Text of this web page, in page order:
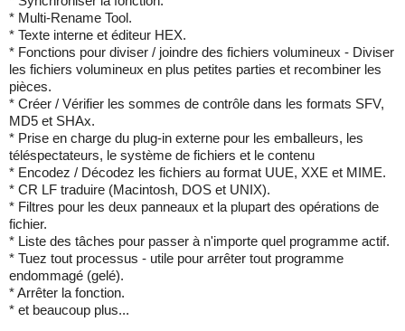
* Multi-Rename Tool.
* Texte interne et éditeur HEX.
* Fonctions pour diviser / joindre des fichiers volumineux - Diviser
les fichiers volumineux en plus petites parties et recombiner les
pièces.
* Créer / Vérifier les sommes de contrôle dans les formats SFV,
MD5 et SHAx.
* Prise en charge du plug-in externe pour les emballeurs, les
téléspectateurs, le système de fichiers et le contenu
* Encodez / Décodez les fichiers au format UUE, XXE et MIME.
* CR LF traduire (Macintosh, DOS et UNIX).
* Filtres pour les deux panneaux et la plupart des opérations de
fichier.
* Liste des tâches pour passer à n'importe quel programme actif.
* Tuez tout processus - utile pour arrêter tout programme
endommagé (gelé).
* Arrêter la fonction.
* et beaucoup plus...